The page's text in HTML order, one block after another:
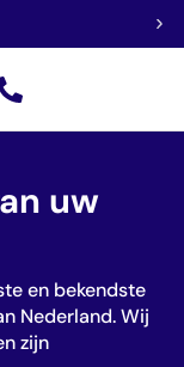
uw
en bekendste
Nederland. Wij
zijn